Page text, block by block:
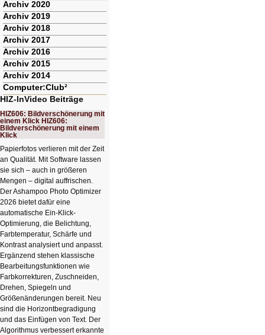
Archiv 2020
Archiv 2019
Archiv 2018
Archiv 2017
Archiv 2016
Archiv 2015
Archiv 2014
Computer:Club²
HIZ-InVideo Beiträge
HIZ606: Bildverschönerung mit
einem Klick HIZ606:
Bildverschönerung mit einem
Klick
Papierfotos verlieren mit der Zeit
an Qualität. Mit Software lassen
sie sich – auch in größeren
Mengen – digital auffrischen.
Der Ashampoo Photo Optimizer
2026 bietet dafür eine
automatische Ein-Klick-
Optimierung, die Belichtung,
Farbtemperatur, Schärfe und
Kontrast analysiert und anpasst.
Ergänzend stehen klassische
Bearbeitungsfunktionen wie
Farbkorrekturen, Zuschneiden,
Drehen, Spiegeln und
Größenänderungen bereit. Neu
sind die Horizontbegradigung
und das Einfügen von Text. Der
Algorithmus verbessert erkannte